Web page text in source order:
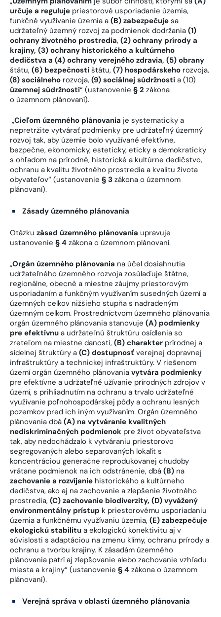
určuje a reguluje priestorové usporiadanie územia,
funkčné využívanie územia a (B) zabezpečuje sa
udržateľný územný rozvoj za podmienok dodržania (1)
ochrany životného prostredia, (2) ochrany prírody a
krajiny, (3) ochrany historického a kultúrneho
dedičstva a (4) ochrany verejného zdravia, (5) obrany
štátu, (6) bezpečnosti štátu, (7) hospodárskeho rozvoja,
(8) sociálneho rozvoja, (9) sociálnej súdržnosti a (10)
územnej súdržnosti“ (ustanovenie § 2 zákona
o územnom plánovaní).
„Cieľom územného plánovania je systematicky a
nepretržite vytvárať podmienky pre udržateľný územný
rozvoj tak, aby územie bolo využívané efektívne,
bezpečne, ekonomicky, esteticky, eticky a demokraticky
s ohľadom na prírodné, historické a kultúrne dedičstvo,
ochranu a kvalitu životného prostredia a kvalitu života
obyvateľov“ (ustanovenie § 3 zákona o územnom
plánovaní).
Zásady územného plánovania
Otázku zásad územného plánovania upravuje
ustanovenie § 4 zákona o územnom plánovaní.
„Orgán územného plánovania na účel dosiahnutia
udržateľného územného rozvoja zosúlaďuje štátne,
regionálne, obecné a miestne záujmy priestorovým
usporiadaním a funkčným využívaním susedných území a
územných celkov nižšieho stupňa s nadradeným
územným celkom. Prostredníctvom územného plánovania
orgán územného plánovania stanovuje (A) podmienky
pre efektívnu a udržateľnú štruktúru osídlenia so
zreteľom na miestne danosti, (B) charakter prírodnej a
sídelnej štruktúry a (C) dostupnosť verejnej dopravnej
infraštruktúry a technickej infraštruktúry. V riešenom
území orgán územného plánovania vytvára podmienky
pre efektívne a udržateľné užívanie prírodných zdrojov v
území, s prihliadnutím na ochranu a trvalo udržateľné
využívanie poľnohospodárskej pôdy a ochranu lesných
pozemkov pred ich iným využívaním. Orgán územného
plánovania dbá (A) na vytváranie kvalitných
nediskriminačných podmienok pre život obyvateľstva
tak, aby nedochádzalo k vytváraniu priestorovo
segregovaných alebo separovaných lokalít s
koncentráciou generačne reprodukovanej chudoby
vrátane podmienok na ich odstránenie, dbá (B) na
zachovanie a rozvíjanie historického a kultúrneho
dedičstva, ako aj na zachovanie a zlepšenie životného
prostredia, (C) zachovanie biodiverzity, (D) vyvážený
environmentálny prístup k priestorovému usporiadaniu
územia a funkčnému využívaniu územia, (E) zabezpečuje
ekologickú stabilitu a ekologickú konektivitu aj v
súvislosti s adaptáciou na zmenu klímy, ochranu prírody a
ochranu a tvorbu krajiny. K zásadám územného
plánovania patrí aj zlepšovanie alebo zachovanie vzhľadu
miesta a krajiny“ (ustanovenie § 4 zákona o územnom
plánovaní).
Verejná správa v oblasti územného plánovania